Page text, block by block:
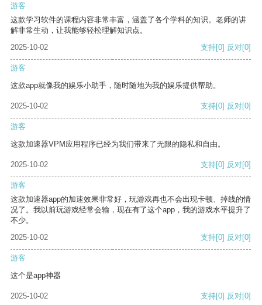
游客
这款学习软件的课程内容非常丰富，涵盖了各个学科的知识。老师的讲
解非常生动，让我能够轻松理解知识点。
2025-10-02
支持[0] 反对[0]
游客
这款app就像我的娱乐小助手，随时随地为我的娱乐提供帮助。
2025-10-02 支持[0] 反对[0]
游客
这款加速器VPM应用程序已经为我们带来了无限的隐私和自由。
2025-10-02 支持[0] 反对[0]
游客
这款加速器app的加速效果非常好，玩游戏再也不会出现卡顿、掉线的情
况了。我以前玩游戏经常会输，现在有了这个app，我的游戏水平提升了
不少。
2025-10-02
支持[0] 反对[0]
游客
这个是app神器
2025-10-02 支持[0] 反对[0]